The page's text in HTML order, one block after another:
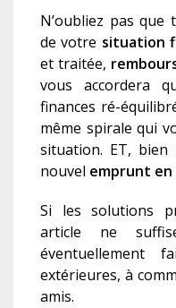
N’oubliez pas
de votre situation
et traitée,
vous accordera
finances ré-
même spirale qui
situation. ET, bien
nouvel emprunt en
Si les solutions
article ne
éventuellement
extérieures, à
amis.